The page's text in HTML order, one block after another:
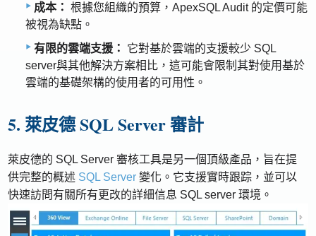
成本： 根據您組織的預算，ApexSQL Audit 的定價可能
被視為缺點。
有限的雲端支援：
它對基於雲端的支援較少 SQL
server與其他解決方案相比，這可能會限制其對使用基於
雲端的基礎架構的使用者的可用性。
5. 萊皮德 SQL Server 審計
萊皮德的 SQL Server 審核工具是另一個頂級產品，旨在提
供完整的概述 SQL Server 變化。它支援實時跟踪，並可以
快速訪問有關所有更改的詳細信息 SQL server 環境。